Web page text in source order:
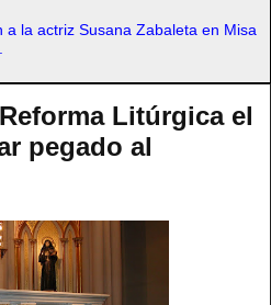
la actriz Susana Zabaleta en Misa
Litúrgica el
pegado al